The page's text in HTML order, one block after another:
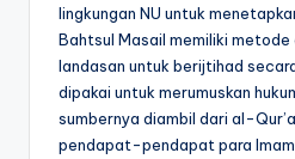
lingkungan NU untuk
Bahtsul Masail memiliki
landasan untuk berijtihad
dipakai untuk merumuskan
sumbernya diambil dari al-
pendapat-pendapat para Imam